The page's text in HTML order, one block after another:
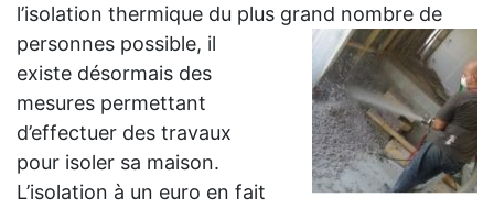
l’isolation thermique du plus grand nombre de
personnes possible, il
existe désormais des
mesures permettant
d’effectuer des travaux
pour isoler sa maison.
L’isolation à un euro en fait